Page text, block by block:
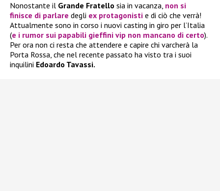
Nonostante il Grande Fratello sia in vacanza, non si
finisce di parlare degli ex protagonisti e di ciò che verrà!
Attualmente sono in corso i nuovi casting in giro per l’Italia
(e i rumor sui papabili gieffini vip non mancano di certo).
Per ora non ci resta che attendere e capire chi varcherà la
Porta Rossa, che nel recente passato ha visto tra i suoi
inquilini Edoardo Tavassi.